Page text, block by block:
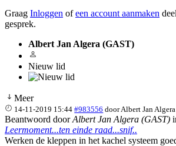
Graag Inloggen ofeen account aanmaken
gesprek.
Albert Jan Algera (GAST)
Nieuw lid
Meer
14-11-2019 15:44 #983556 doorAlbert Jan
Beantwoord doorAlbert Jan Algera (GAST)
Leermoment...ten einde raad...snif..
Werken de kleppen in het kachel systeem